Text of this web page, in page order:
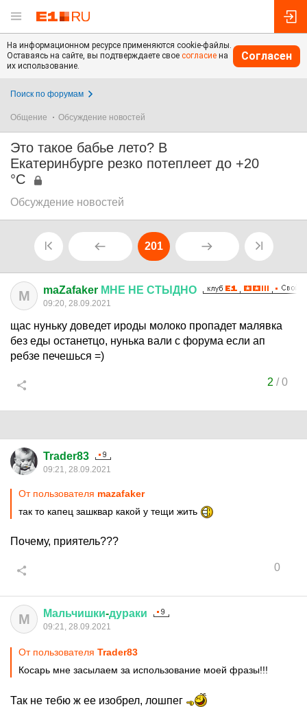
На информационном ресурсе применяются cookie-файлы.
Оставаясь на сайте, вы подтверждаете свое согласие на
их использование.
Согласен
Поиск по форумам
Общение Обсуждение новостей
Это такое бабье лето? В
Екатеринбурге резко потеплеет до +20
°C
Обсуждение новостей
201
M maZafaker МНЕ НЕ СТЫДНО
09:20, 28.09.2021
щас нуньку доведет ироды молоко пропадет малявка
без еды останетцо, нунька вали с форума если ап
ребзе печешься =)
2 /0
Trader83
09:21, 28.09.2021
От пользователя mazafaker
так то капец зашквар какой у тещи жить
Почему, приятель???
0
М Мальчишки-дураки
09:21, 28.09.2021
От пользователя Trader83
Косарь мне засылаем за использование моей фразы!!!
Так не тебю ж ее изобрел, лошпег